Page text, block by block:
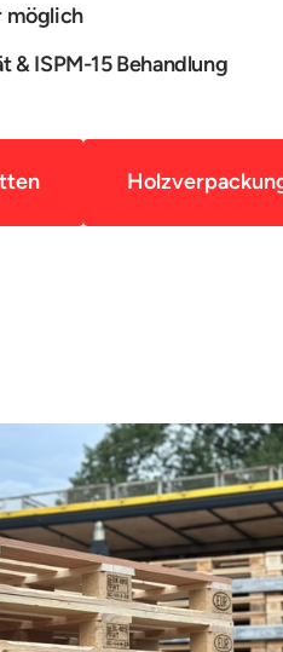
möglich
& ISPM-15 Behandlung